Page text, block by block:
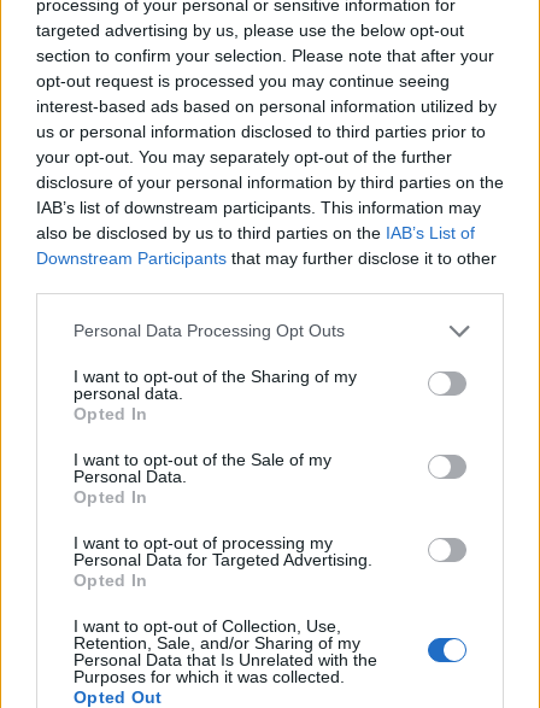
processing of your personal or sensitive information for
targeted advertising by us, please use the below opt-out
section to confirm your selection. Please note that after your
opt-out request is processed you may continue seeing
interest-based ads based on personal information utilized by
us or personal information disclosed to third parties prior to
your opt-out. You may separately opt-out of the further
disclosure of your personal information by third parties on the
IAB’s list of downstream participants. This information may
also be disclosed by us to third parties on the IAB’s List of
Downstream Participants that may further disclose it to other
Personal Data Processing Opt Outs
I want to opt-out of the Sharing of my
personal data.
Opted In
I want to opt-out of the Sale of my
Personal Data.
Opted In
I want to opt-out of processing my
Personal Data for Targeted Advertising.
Opted In
I want to opt-out of Collection, Use,
Retention, Sale, and/or Sharing of my
Personal Data that Is Unrelated with the
Purposes for which it was collected.
Opted Out
12.820